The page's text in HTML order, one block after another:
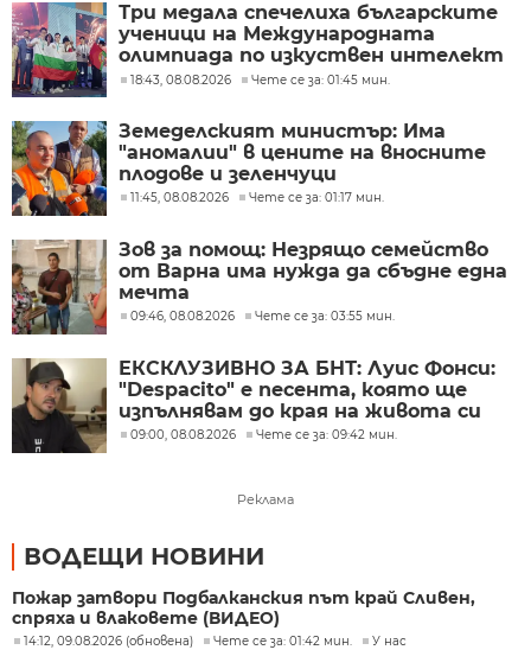
Три медала спечелиха българските
ученици на Международната
олимпиада по изкуствен интелект
в Казахстан
18:43, 08.08.2026 Чете се за: 01:45 мин.
Земеделският министър: Има
"аномалии" в цените на вносните
плодове и зеленчуци
11:45, 08.08.2026 Чете се за: 01:17 мин.
Зов за помощ: Незрящо семейство
от Варна има нужда да сбъдне една
мечта
09:46, 08.08.2026 Чете се за: 03:55 мин.
ЕКСКЛУЗИВНО ЗА БНТ: Луис Фонси:
"Despacito" е песента, която ще
изпълнявам до края на живота си
09:00, 08.08.2026 Чете се за: 09:42 мин.
Реклама
ВОДЕЩИ НОВИНИ
Пожар затвори Подбалканския път край Сливен,
спряха и влаковете (ВИДЕО)
14:12, 09.08.2026 (обновена) Чете се за: 01:42 мин. У нас